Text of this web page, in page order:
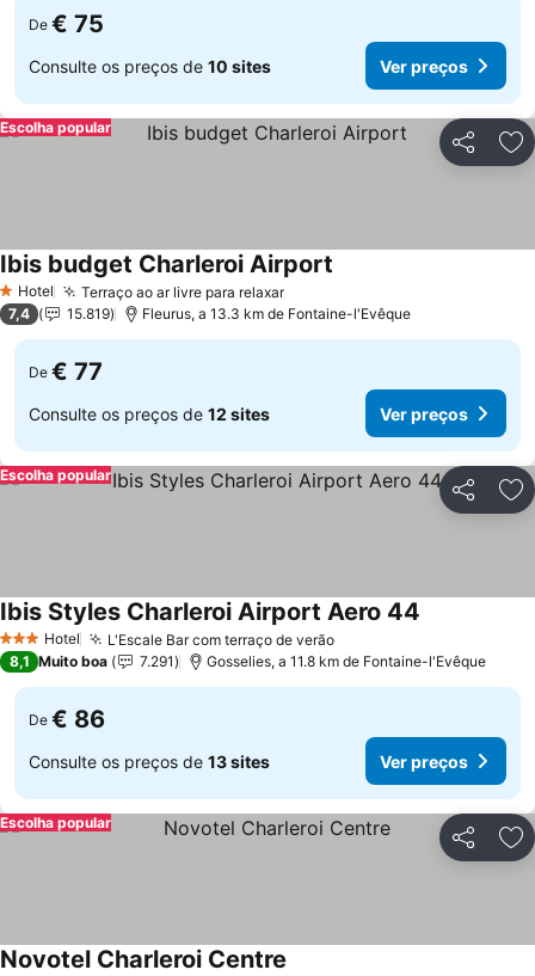
De € 75
Consulte os preços de 10 sites Ver preços
Partilhar
Escolha popular
1 Estrelas
Hotel Terraço ao ar livre para relaxarVer preços
Ibis budget Charleroi Airport
7,4 15.819 Fleurus, a 13.3 km de Fontaine-l'Evêque
De € 77
Consulte os preços de 12 sites Ver preços
Partilhar
Escolha popular
3 EstrelasHotel L'Escale Bar com terraço de verãoVer preços
Ibis Styles Charleroi Airport Aero 44
8,1 Muito boa 7.291 Gosselies, a 11.8 km de Fontaine-l'Evêque
De € 86
Consulte os preços de 13 sites Ver preços
Partilhar
Escolha popular
Novotel Charleroi Centre